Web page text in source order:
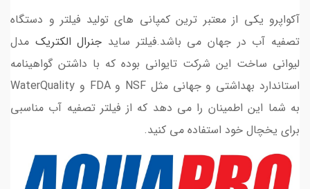
آکواپرو یکی از معتبر ترین کمپانی های تولید فیلتر و دستگاه
تصفیه آب در جهان می باشد.فیلتر ساید جنرال الکتریک مدل
لیوانی ساخت این شرکت تایوانی بوده که با داشتن گواهینامه
استاندارد بهداشتی و جهانی مثل NSF و FDA و WaterQuality
به شما این اطمینان را می دهد که از فیلتر تصفیه آب مناسبی
برای یخچال خود استفاده می کنید.